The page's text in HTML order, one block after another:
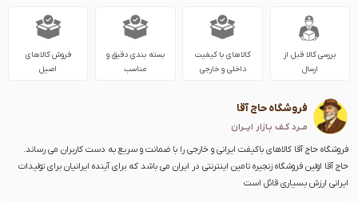
بررسی کالا قبل از
ارسال
کالاهای با کیفیت
داخلی و خارجی
بسته بندی دقیق و
مناسب
فروش کالاهای
اصیل
فروشگاه حاج آقا
مــرد کـف بـازار ایــران
فروشگاه حاج آقا کالاهای باکیفت ایرانی و خارجی را با ضمانت و سریع به دست کاربران می رساند.
حاج آقا اولین فروشگاه زنجیره تامین اینترنتی در ایران می باشد که برای آینده ایرانیان برای تولیدات
ایرانی ارزش بسیاری قائل است